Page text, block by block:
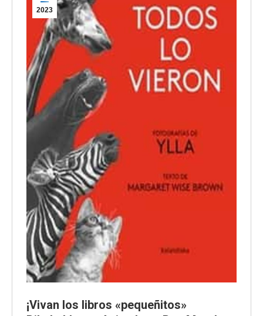
2023
¡Vivan los libros «pequeñitos»